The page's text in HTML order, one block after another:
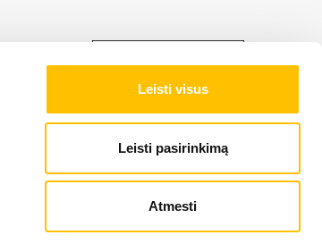
Leisti visus
Leisti pasirinkimą
Atmesti